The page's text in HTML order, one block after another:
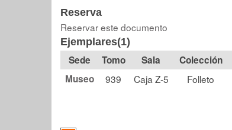
Reserva
Reservar este documento
Ejemplares(1)
Tomo Sala Colección
Museo
939 Caja Z-5 Folleto